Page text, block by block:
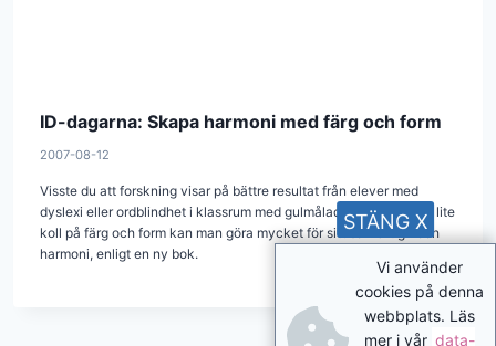
ID-dagarna: Skapa harmoni med färg och form
2007-08-12
Visste du att forskning visar på bättre resultat från elever med
dyslexi eller ordblindhet i klassrum med gulmålade väggar? Med lite
koll på färg och form kan man göra mycket för sitt barns lugn och
harmoni, enligt en ny bok.
Vi använder
cookies på denna
webbplats. Läs
mer i vår data-
STÄNG X